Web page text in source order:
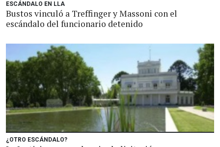
ESCÁNDALO EN LLA
Bustos vinculó a Treffinger y Massoni con el
escándalo del funcionario detenido
¿OTRO ESCÁNDALO?